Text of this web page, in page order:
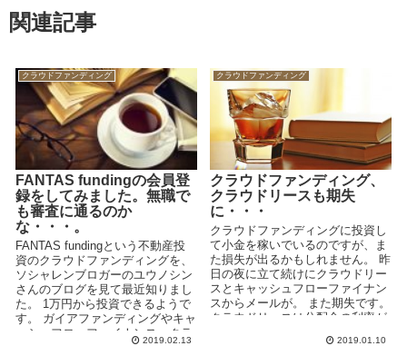
関連記事
クラウドファンディング
FANTAS fundingの会員登
録をしてみました。無職で
も審査に通るのか
な・・・。
FANTAS fundingという不動産投
資のクラウドファンディングを、
ソシャレンブロガーのユウノシン
さんのブログを見て最近知りまし
た。 1万円から投資できるようで
す。 ガイアファンディングやキャ
ッシュフローファイナンス、クラ
2019.02.13
クラウドファンディング
クラウドファンディング、
クラウドリースも期失
に・・・
クラウドファンディングに投資し
て小金を稼いでいるのですが、ま
た損失が出るかもしれません。 昨
日の夜に立て続けにクラウドリー
スとキャッシュフローファイナン
スからメールが。 また期失です。
クラウドリースは分配金の利率が
2019.01.10